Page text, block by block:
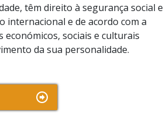
têm direito à segurança social e
internacional e de acordo com a
económicos, sociais e culturais
da sua personalidade.